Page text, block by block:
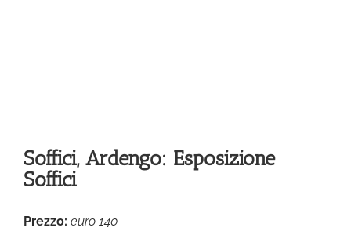
Soffici, Ardengo: Esposizione
Soffici
Prezzo: euro 140